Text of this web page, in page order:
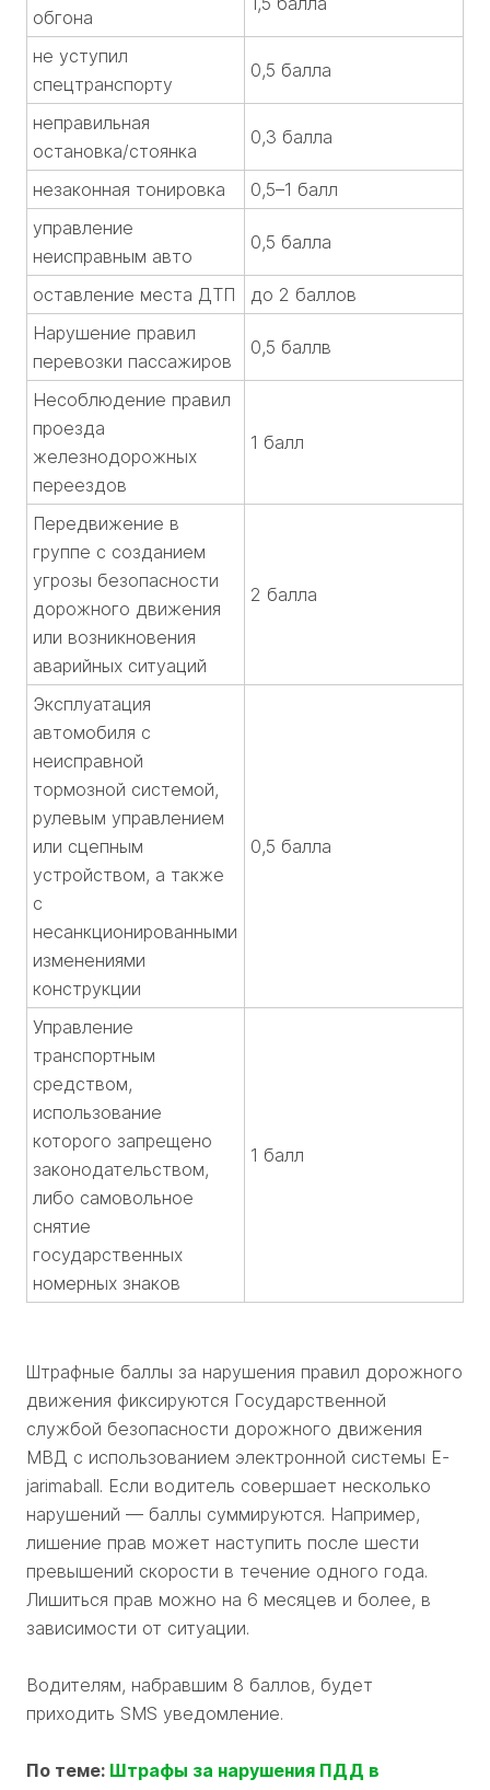
обгона
не уступил
спецтранспорту
0,5 балла
неправильная
остановка/стоянка
0,3 балла
незаконная тонировка
0,5–1 балл
управление
неисправным авто
0,5 балла
оставление места ДТП
до 2 баллов
Нарушение правил
перевозки пассажиров
0,5 баллв
Несоблюдение правил
проезда
железнодорожных
переездов
1 балл
Передвижение в
группе с созданием
угрозы безопасности
дорожного движения
или возникновения
аварийных ситуаций
2 балла
Эксплуатация
автомобиля с
неисправной
тормозной системой,
рулевым управлением
или сцепным
устройством, а также
с
несанкционированными
изменениями
конструкции
0,5 балла
Управление
транспортным
средством,
использование
которого запрещено
законодательством,
либо самовольное
снятие
государственных
номерных знаков
1 балл
Штрафные баллы за нарушения правил дорожного
движения фиксируются Государственной
службой безопасности дорожного движения
МВД с использованием электронной системы E-
jarimaball. Если водитель совершает несколько
нарушений — баллы суммируются. Например,
лишение прав может наступить после шести
превышений скорости в течение одного года.
Лишиться прав можно на 6 месяцев и более, в
зависимости от ситуации.
Водителям, набравшим 8 баллов, будет
приходить SMS уведомление.
По теме: Штрафы за нарушения ПДД в